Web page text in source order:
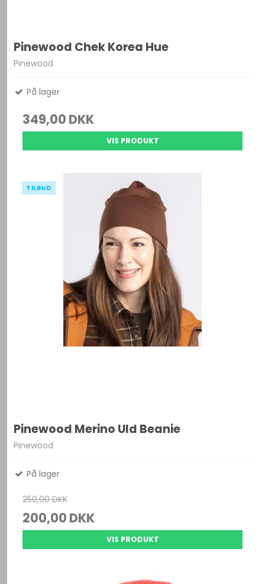
Pinewood Chek Korea Hue
Pinewood
På lager
349,00 DKK
VIS PRODUKT
TILBUD
Pinewood Merino Uld Beanie
Pinewood
På lager
250,00 DKK
200,00 DKK
VIS PRODUKT